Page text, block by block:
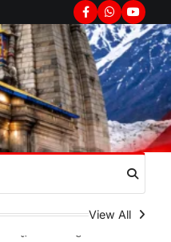
Facebook
Whatsapp
View All
August 6, 2026
का प्रदर्शन, स्वास्थ्य मंत्री
फूंका पुतला 'विद्यालयों में…
कुमाऊं ख़बरें
कांग्रेस की जिला बैठक,
की हल्द्वानी रैली को
तहत कई नई नियुक्तियां, बूथ